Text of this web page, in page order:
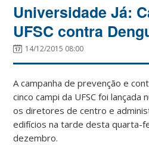
Universidade Já:
UFSC contra
14/12/2015 08:00
A campanha de prevenção e
cinco campi da UFSC foi lançada
os diretores de centro e
edifícios na tarde desta quarta-
dezembro.